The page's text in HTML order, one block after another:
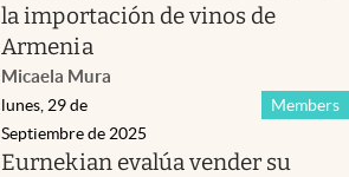
la importación de vinos de
Armenia
Micaela Mura
Members
lunes, 29 de
Septiembre de 2025
Eurnekian evalúa vender su